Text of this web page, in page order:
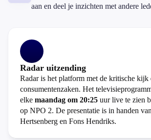
aan en deel je inzichten met andere
Radar uitzending
Radar is het platform met de kritische kijk
consumentenzaken. Het
elke maandag om 20:25 uur live te zien
op NPO 2. De presentatie is in handen
Hertsenberg en Fons Hendriks.